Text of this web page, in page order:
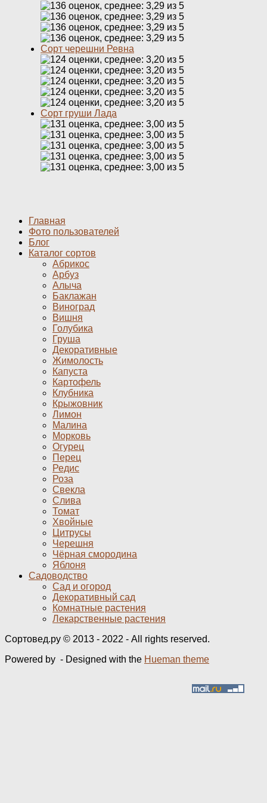
Сорт черешни Ревна
Сорт груши Лада
Главная
Фото пользователей
Блог
Каталог сортов
Абрикос
Арбуз
Алыча
Баклажан
Виноград
Вишня
Голубика
Груша
Декоративные
Жимолость
Капуста
Картофель
Клубника
Крыжовник
Лимон
Малина
Морковь
Огурец
Перец
Редис
Роза
Свекла
Слива
Томат
Хвойные
Цитрусы
Черешня
Чёрная смородина
Яблоня
Садоводство
Сад и огород
Декоративный сад
Комнатные растения
Лекарственные растения
Сортовед.ру © 2013 - 2022 - All rights reserved.
Powered by - Designed with the Hueman theme